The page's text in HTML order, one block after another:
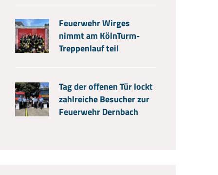
Feuerwehr Wirges
nimmt am KölnTurm-
Treppenlauf teil
Tag der offenen Tür lockt
zahlreiche Besucher zur
Feuerwehr Dernbach